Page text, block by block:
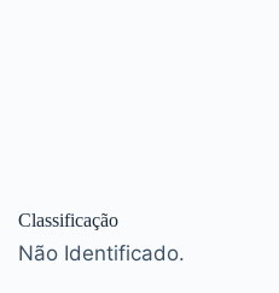
Classificação
Não Identificado.